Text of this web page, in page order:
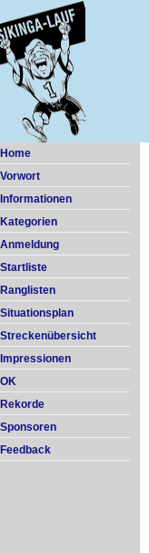
Home
Vorwort
Informationen
Kategorien
Anmeldung
Startliste
Ranglisten
Situationsplan
Streckenübersicht
Impressionen
OK
Rekorde
Sponsoren
Feedback